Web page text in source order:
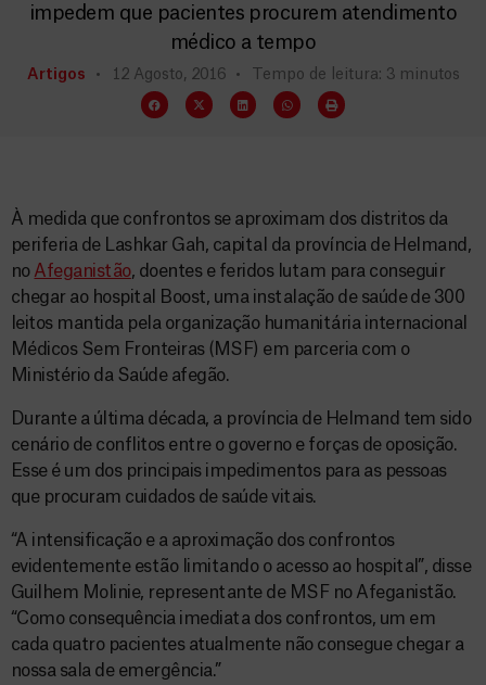
impedem que pacientes procurem atendimento
médico a tempo
Artigos 12 Agosto, 2016 Tempo de leitura: 3 minutos
À medida que confrontos se aproximam dos distritos da
periferia de Lashkar Gah, capital da província de Helmand,
no Afeganistão, doentes e feridos lutam para conseguir
chegar ao hospital Boost, uma instalação de saúde de 300
leitos mantida pela organização humanitária internacional
Médicos Sem Fronteiras (MSF) em parceria com o
Ministério da Saúde afegão.
Durante a última década, a província de Helmand tem sido
cenário de conflitos entre o governo e forças de oposição.
Esse é um dos principais impedimentos para as pessoas
que procuram cuidados de saúde vitais.
“A intensificação e a aproximação dos confrontos
evidentemente estão limitando o acesso ao hospital”, disse
Guilhem Molinie, representante de MSF no Afeganistão.
“Como consequência imediata dos confrontos, um em
cada quatro pacientes atualmente não consegue chegar a
nossa sala de emergência.”